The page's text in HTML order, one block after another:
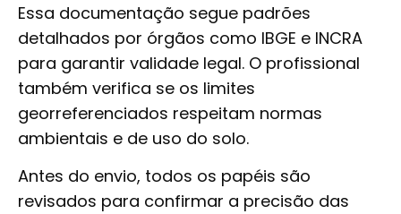
Essa documentação segue padrões
detalhados por órgãos como IBGE e INCRA
para garantir validade legal. O profissional
também verifica se os limites
georreferenciados respeitam normas
ambientais e de uso do solo.
Antes do envio, todos os papéis são
revisados para confirmar a precisão das